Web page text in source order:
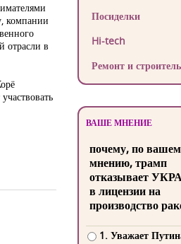
компании
отрасли в
Посиделки
Hi-tech
Ремонт и
ВАШЕ МНЕНИЕ
почему, по
мнению, трамп
отказывает
в лицензии на
производство
1. Уважает